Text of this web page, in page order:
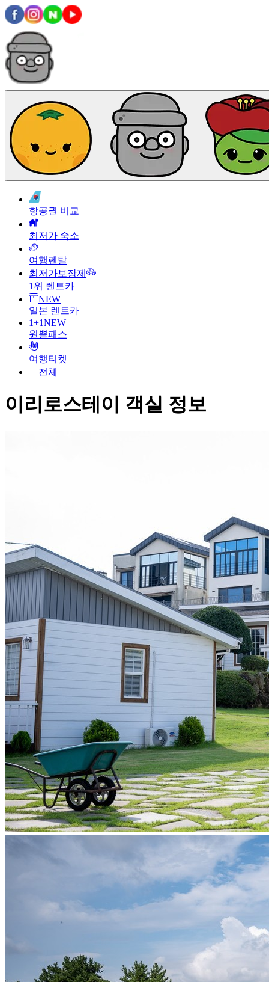
항공권 비교
최저가 숙소
여행렌탈
최저가보장제
1위 렌트카
NEW
일본 렌트카
1+1NEW
원쁠패스
여행티켓
전체
이리로스테이 객실 정보